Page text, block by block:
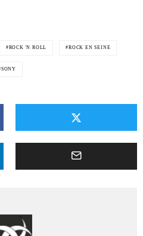
ROCK 'N ROLL ROCK EN SEINE
SONY